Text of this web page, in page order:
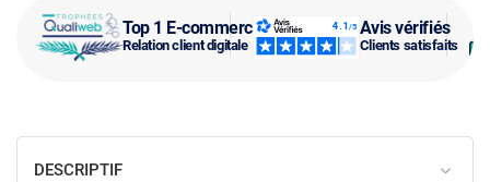
Top 1 E-commerce
Relation client digitale
Avis vérifiés
Clients satisfaits
DESCRIPTIF